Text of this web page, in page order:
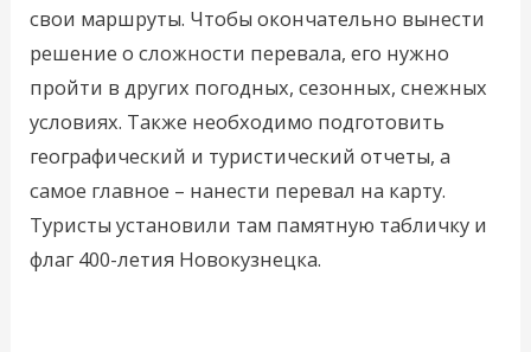
свои маршруты. Чтобы окончательно вынести
решение о сложности перевала, его нужно
пройти в других погодных, сезонных, снежных
условиях. Также необходимо подготовить
географический и туристический отчеты, а
самое главное – нанести перевал на карту.
Туристы установили там памятную табличку и
флаг 400-летия Новокузнецка.